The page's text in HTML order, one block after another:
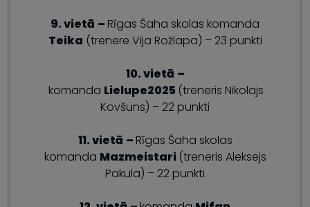
9. vietā – Rīgas Šaha skolas komanda
Teika (trenere Vija Rožlapa) – 23 punkti
10. vietā –
komanda Lielupe2025 (treneris Nikolajs
Kovšuns) – 22 punkti
11. vietā – Rīgas Šaha skolas
komanda Mazmeistari (treneris Aleksejs
Pakula) – 22 punkti